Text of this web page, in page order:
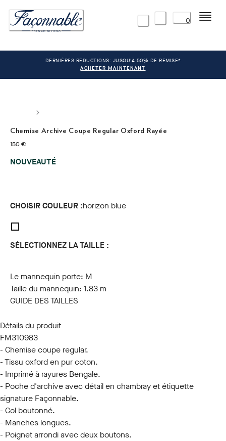
0 Menu
DERNIÈRES RÉDUCTIONS: JUSQU'À 50% DE REMISE*
ACHETER MAINTENANT
Chemise Archive Coupe Regular Oxford Rayée
150 €
current price 150 €
NOUVEAUTÉ
CHOISIR COULEUR :horizon blue
SÉLECTIONNEZ LA TAILLE :
Le mannequin porte: M
Taille du mannequin: 1.83 m
GUIDE DES TAILLES
Détails du produit
FM310983
- Chemise coupe regular.
- Tissu oxford en pur coton.
- Imprimé à rayures Bengale.
- Poche d'archive avec détail en chambray et étiquette
signature Façonnable.
- Col boutonné.
- Manches longues.
- Poignet arrondi avec deux boutons.